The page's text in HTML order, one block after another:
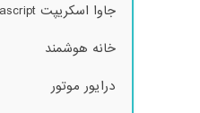
جاوا اسکریپت Javascript
خانه هوشمند
درایور موتور